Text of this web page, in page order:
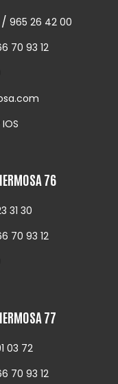
/ 965 26 42 00
70 93 12
IOS
76
31 30
70 93 12
77
03 72
70 93 12